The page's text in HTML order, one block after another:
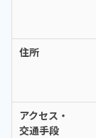
住所
アクセス・
交通手段